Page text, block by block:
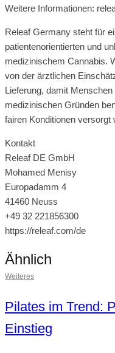
Weitere Informationen:
Releaf Germany steht für
patientenorientierten und
medizinischem Cannabis.
von der ärztlichen
Lieferung, damit
medizinischen Gründen
fairen Konditionen versorgt
Kontakt
Releaf DE GmbH
Mohamed Menisy
Europadamm 4
41460 Neuss
+49 32 221856300
https://releaf.com/de
Ähnlich
Weiteres
Pilates im Trend:
Einstieg